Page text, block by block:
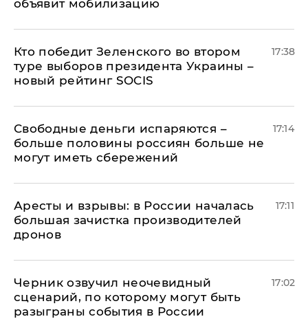
объявит мобилизацию
Кто победит Зеленского во втором
туре выборов президента Украины –
новый рейтинг SOCIS
17:38
Свободные деньги испаряются –
больше половины россиян больше не
могут иметь сбережений
17:14
Аресты и взрывы: в России началась
большая зачистка производителей
дронов
17:11
Черник озвучил неочевидный
сценарий, по которому могут быть
разыграны события в России
17:02